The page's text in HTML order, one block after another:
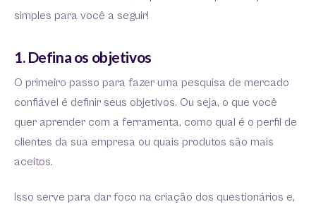
simples para você a seguir!
1. Defina os objetivos
O primeiro passo para fazer uma pesquisa de mercado
confiável é definir seus objetivos. Ou seja, o que você
quer aprender com a ferramenta, como qual é o perfil de
clientes da sua empresa ou quais produtos são mais
aceitos.
Isso serve para dar foco na criação dos questionários e,